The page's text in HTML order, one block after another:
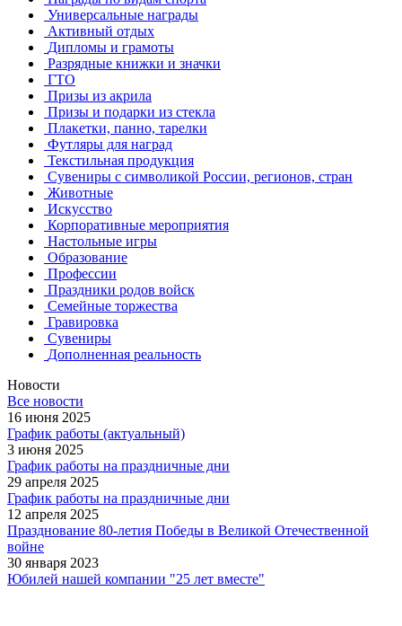
Универсальные награды
Активный отдых
Дипломы и грамоты
Разрядные книжки и значки
ГТО
Призы из акрила
Призы и подарки из стекла
Плакетки, панно, тарелки
Футляры для наград
Текстильная продукция
Сувениры с символикой России, регионов, стран
Животные
Искусство
Корпоративные мероприятия
Настольные игры
Образование
Профессии
Праздники родов войск
Семейные торжества
Гравировка
Сувениры
Дополненная реальность
Новости
Все новости
16 июня 2025
График работы (актуальный)
3 июня 2025
График работы на праздничные дни
29 апреля 2025
График работы на праздничные дни
12 апреля 2025
Празднование 80-летия Победы в Великой Отечественной
войне
30 января 2023
Юбилей нашей компании "25 лет вместе"